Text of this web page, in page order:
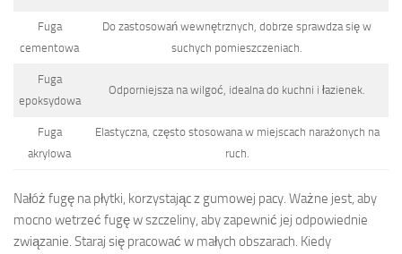
Fuga
cementowa
Do zastosowań wewnętrznych, dobrze sprawdza się w
suchych pomieszczeniach.
Fuga
epoksydowa
Odporniejsza na wilgoć, idealna do kuchni i łazienek.
Fuga
akrylowa
Elastyczna, często stosowana w miejscach narażonych na
ruch.
Nałóż fugę na płytki, korzystając z gumowej pacy. Ważne jest, aby
mocno wetrzeć fugę w szczeliny, aby zapewnić jej odpowiednie
związanie. Staraj się pracować w małych obszarach. Kiedy